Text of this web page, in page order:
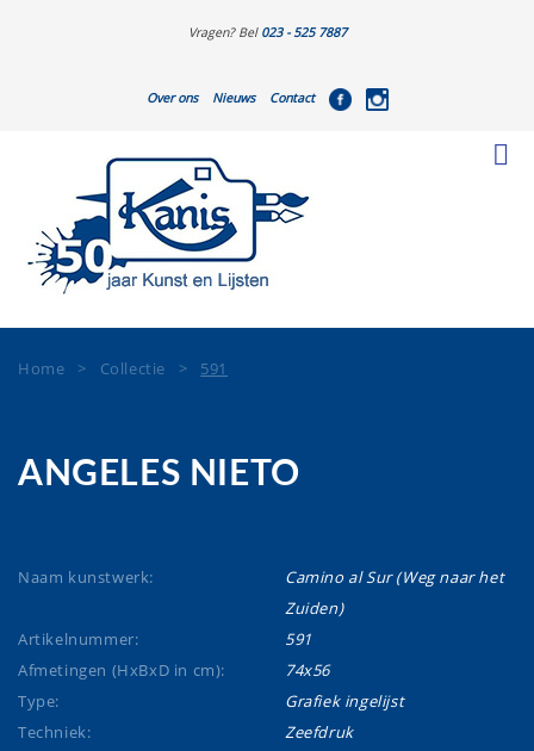
Vragen? Bel 023 - 525 7887
Over ons Nieuws Contact
Home > Collectie > 591
ANGELES NIETO
Naam kunstwerk:
Camino al Sur (Weg naar het
Zuiden)
Artikelnummer:
591
Afmetingen (HxBxD in cm):
74x56
Type:
Grafiek ingelijst
Techniek:
Zeefdruk